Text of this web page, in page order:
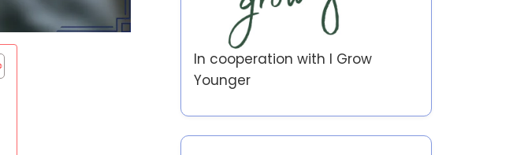
In cooperation with I Grow
Younger